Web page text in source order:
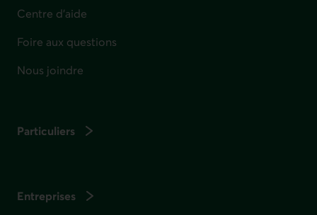
Centre d'aide
Foire aux questions
Nous joindre
Particuliers
Entreprises